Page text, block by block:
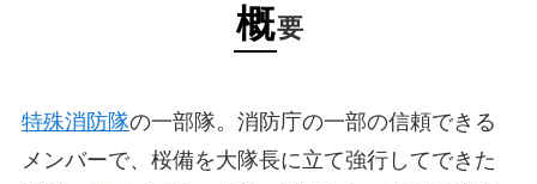
概要
特殊消防隊の一部隊。消防庁の一部の信頼できる
メンバーで、桜備を大隊長に立て強行してできた